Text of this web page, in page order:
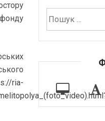
ria-